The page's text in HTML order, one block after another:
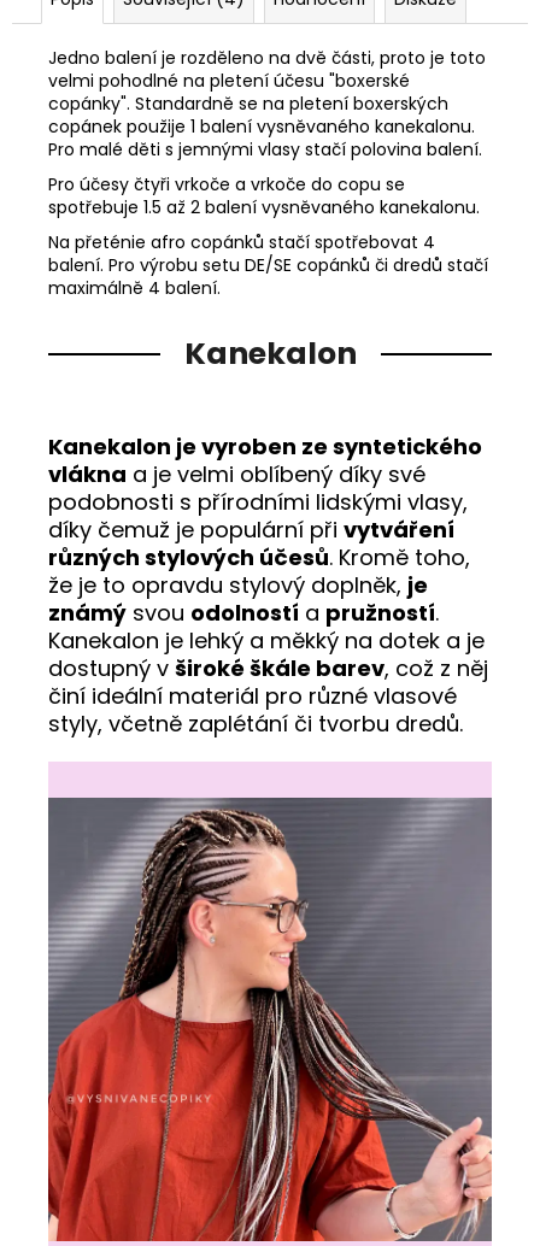
Jedno balení je rozděleno na dvě části, proto je toto
velmi pohodlné na pletení účesu "boxerské
copánky". Standardně se na pletení boxerských
copánek použije 1 balení vysněvaného kanekalonu.
Pro malé děti s jemnými vlasy stačí polovina balení.
Pro účesy čtyři vrkoče a vrkoče do copu se
spotřebuje 1.5 až 2 balení vysněvaného kanekalonu.
Na přeténie afro copánků stačí spotřebovat 4
balení. Pro výrobu setu DE/SE copánků či dredů stačí
maximálně 4 balení.
Kanekalon
Kanekalon je vyroben ze syntetického
vlákna a je velmi oblíbený díky své
podobnosti s přírodními lidskými vlasy,
díky čemuž je populární při vytváření
různých stylových účesů. Kromě toho,
že je to opravdu stylový doplněk, je
známý svou odolností a pružností.
Kanekalon je lehký a měkký na dotek a je
dostupný v široké škále barev, což z něj
činí ideální materiál pro různé vlasové
styly, včetně zaplétání či tvorbu dredů.